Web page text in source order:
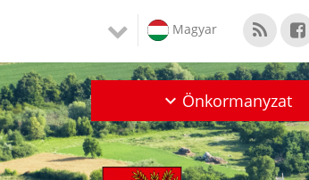
Magyar
Önkormanyzat